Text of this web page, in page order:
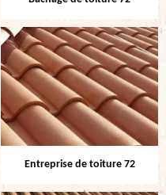
Entreprise de toiture 72